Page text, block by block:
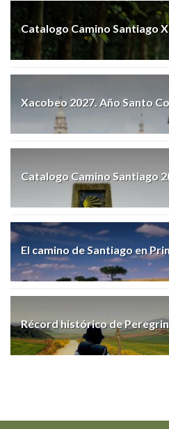
Catalogo Camino Santiago
Xacobeo 2027. Año Santo
Catalogo Camino Santiago
El camino de Santiago en
Récord histórico de